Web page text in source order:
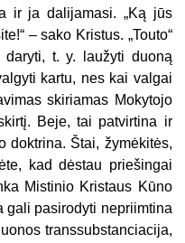
ir ja dalijamasi. „Ką jūs
– sako Kristus. „Touto“
t. y. laužyti duoną
kartu, nes kai valgai
skiriamas Mokytojo
Beje, tai patvirtina ir
doktrina. Štai, žymėkitės,
kad dėstau priešingai
Mistinio Kristaus Kūno
gali pasirodyti nepriimtina
transsubstanciacija,